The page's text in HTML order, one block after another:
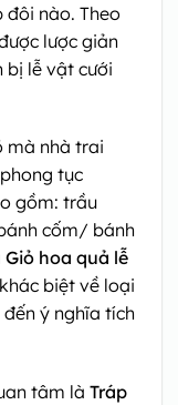
đôi nào. Theo
lược giản
bị lễ vật cưới
mà nhà trai
tục
gồm: trầu
cốm/ bánh
Giỏ hoa quả lễ
biệt về loại
ý nghĩa tích
tâm là Tráp